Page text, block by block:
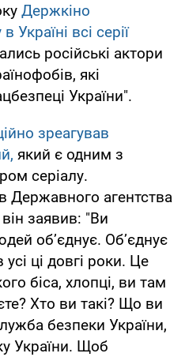
Держкіно
всі серії
російські актори
які
України".
зреагував
який є одним з
серіалу.
Державного агентства
заявив: "Ви
об’єднує. Об’єднує
ці довгі роки. Це
біса, хлопці, ви там
Хто ви такі? Що ви
безпеки України,
України. Щоб